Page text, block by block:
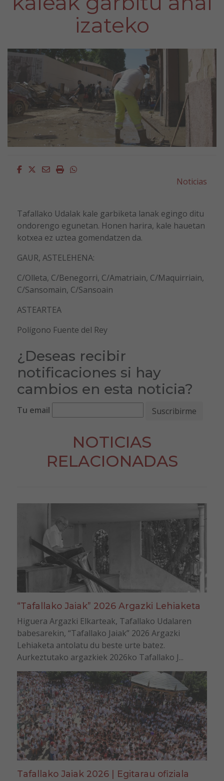
izateko
Facebook
Twitter
EmailImprimirWhatsapp
Noticias
Tafallako Udalak kale garbiketa lanak egingo ditu
ondorengo egunetan. Honen harira, kale hauetan
kotxea ez uztea gomendatzen da.
GAUR, ASTELEHENA:
C/Olleta, C/Benegorri, C/Amatriain, C/Maquirriain,
C/Sansomain, C/Sansoain
ASTEARTEA
Polígono Fuente del Rey
¿Deseas recibir
notificaciones si hay
cambios en esta noticia?
Tu email
NOTICIAS
RELACIONADAS
“Tafallako Jaiak” 2026 Argazki Lehiaketa
Higuera Argazki Elkarteak, Tafallako Udalaren
babesarekin, “Tafallako Jaiak” 2026 Argazki
Lehiaketa antolatu du beste urte batez.
Aurkeztutako argazkiek 2026ko Tafallako J...
Tafallako Jaiak 2026 | Egitarau ofiziala